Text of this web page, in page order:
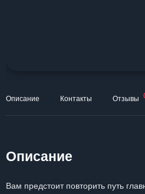
Описание Контакты Отзывы
Описание
Вам предстоит повторить путь